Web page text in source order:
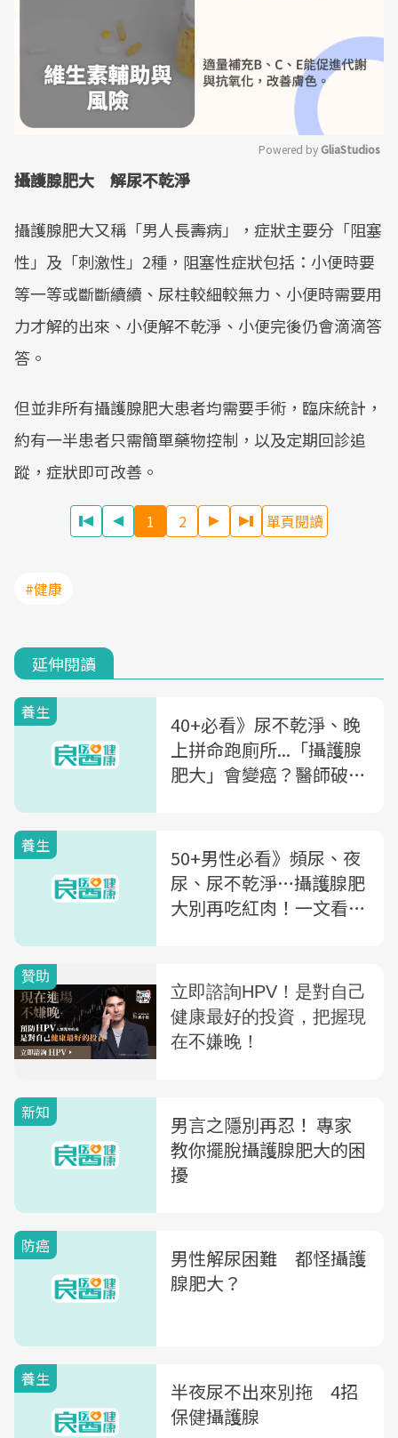
Powered by GliaStudios
攝護腺肥大 解尿不乾淨
攝護腺肥大又稱「男人長壽病」，症狀主要分「阻塞
性」及「刺激性」2種，阻塞性症狀包括：小便時要
等一等或斷斷續續、尿柱較細較無力、小便時需要用
力才解的出來、小便解不乾淨、小便完後仍會滴滴答
答。
但並非所有攝護腺肥大患者均需要手術，臨床統計，
約有一半患者只需簡單藥物控制，以及定期回診追
蹤，症狀即可改善。
1 2 單頁閱讀
#健康
延伸閱讀
養生
40+必看》尿不乾淨、晚
上拼命跑廁所...「攝護腺
肥大」會變癌？醫師破
養生
50+男性必看》頻尿、夜
尿、尿不乾淨…攝護腺肥
大別再吃紅肉！一文看懂
新知
男言之隱別再忍！ 專家
教你擺脫攝護腺肥大的困
擾
防癌
男性解尿困難 都怪攝護
腺肥大？
養生
半夜尿不出來別拖 4招
保健攝護腺